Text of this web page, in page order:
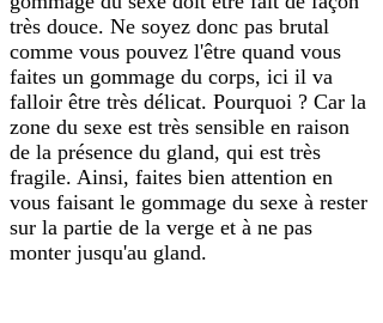
très douce. Ne soyez donc pas brutal
comme vous pouvez l'être quand vous
faites un gommage du corps, ici il va
falloir être très délicat. Pourquoi ? Car la
zone du sexe est très sensible en raison
de la présence du gland, qui est très
fragile. Ainsi, faites bien attention en
vous faisant le gommage du sexe à rester
sur la partie de la verge et à ne pas
monter jusqu'au gland.